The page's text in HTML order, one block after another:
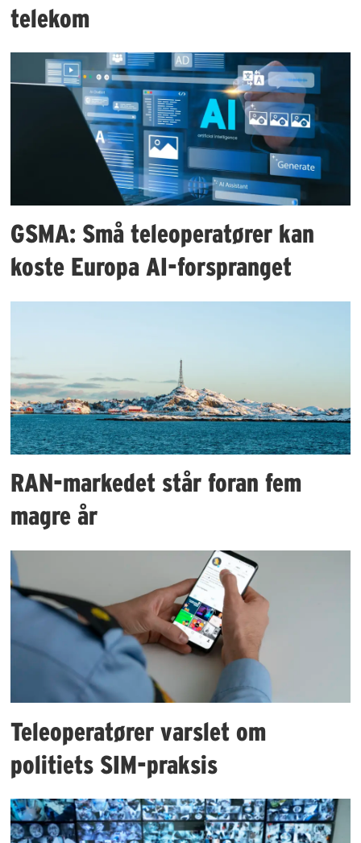
telekom
GSMA: Små teleoperatører kan
koste Europa AI-forspranget
RAN-markedet står foran fem
magre år
Teleoperatører varslet om
politiets SIM-praksis